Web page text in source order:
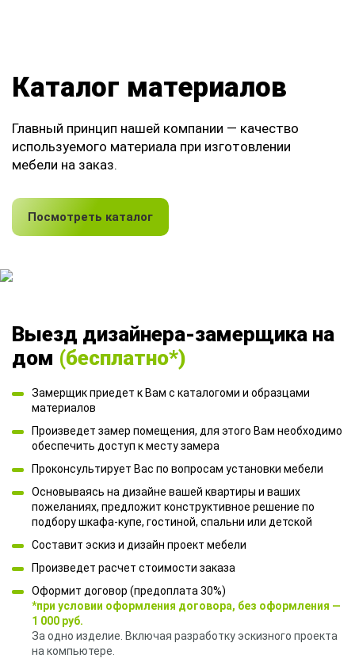
Каталог материалов
Главный принцип нашей компании — качество
используемого материала при изготовлении
мебели на заказ.
Посмотреть каталог
Выезд дизайнера-замерщика на
дом (бесплатно*)
Замерщик приедет к Вам с каталогоми и образцами
материалов
Произведет замер помещения, для этого Вам необходимо
обеспечить доступ к месту замера
Проконсультирует Вас по вопросам установки мебели
Основываясь на дизайне вашей квартиры и ваших
пожеланиях, предложит конструктивное решение по
подбору шкафа-купе, гостиной, спальни или детской
Составит эскиз и дизайн проект мебели
Произведет расчет стоимости заказа
Оформит договор (предоплата 30%)
*при условии оформления договора, без оформления —
1 000 руб.
За одно изделие. Включая разработку эскизного проекта
на компьютере.